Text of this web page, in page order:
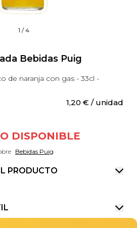
1 /4
Bebidas Puig
de naranja con gas - 33cl -
1,20 € / unidad
DISPONIBLE
Bebidas Puig
PRODUCTO